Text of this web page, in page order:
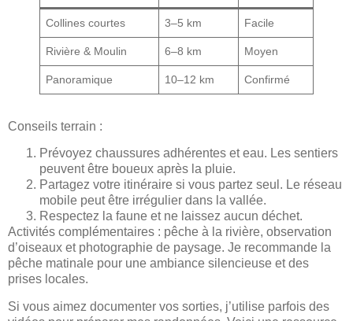
Collines courtes 3–5 km Facile
Rivière & Moulin 6–8 km Moyen
Panoramique 10–12 km Confirmé
Conseils terrain :
Prévoyez chaussures adhérentes et eau. Les sentiers
peuvent être boueux après la pluie.
Partagez votre itinéraire si vous partez seul. Le réseau
mobile peut être irrégulier dans la vallée.
Respectez la faune et ne laissez aucun déchet.
Activités complémentaires : pêche à la rivière, observation
d’oiseaux et photographie de paysage. Je recommande la
pêche matinale pour une ambiance silencieuse et des
prises locales.
Si vous aimez documenter vos sorties, j’utilise parfois des